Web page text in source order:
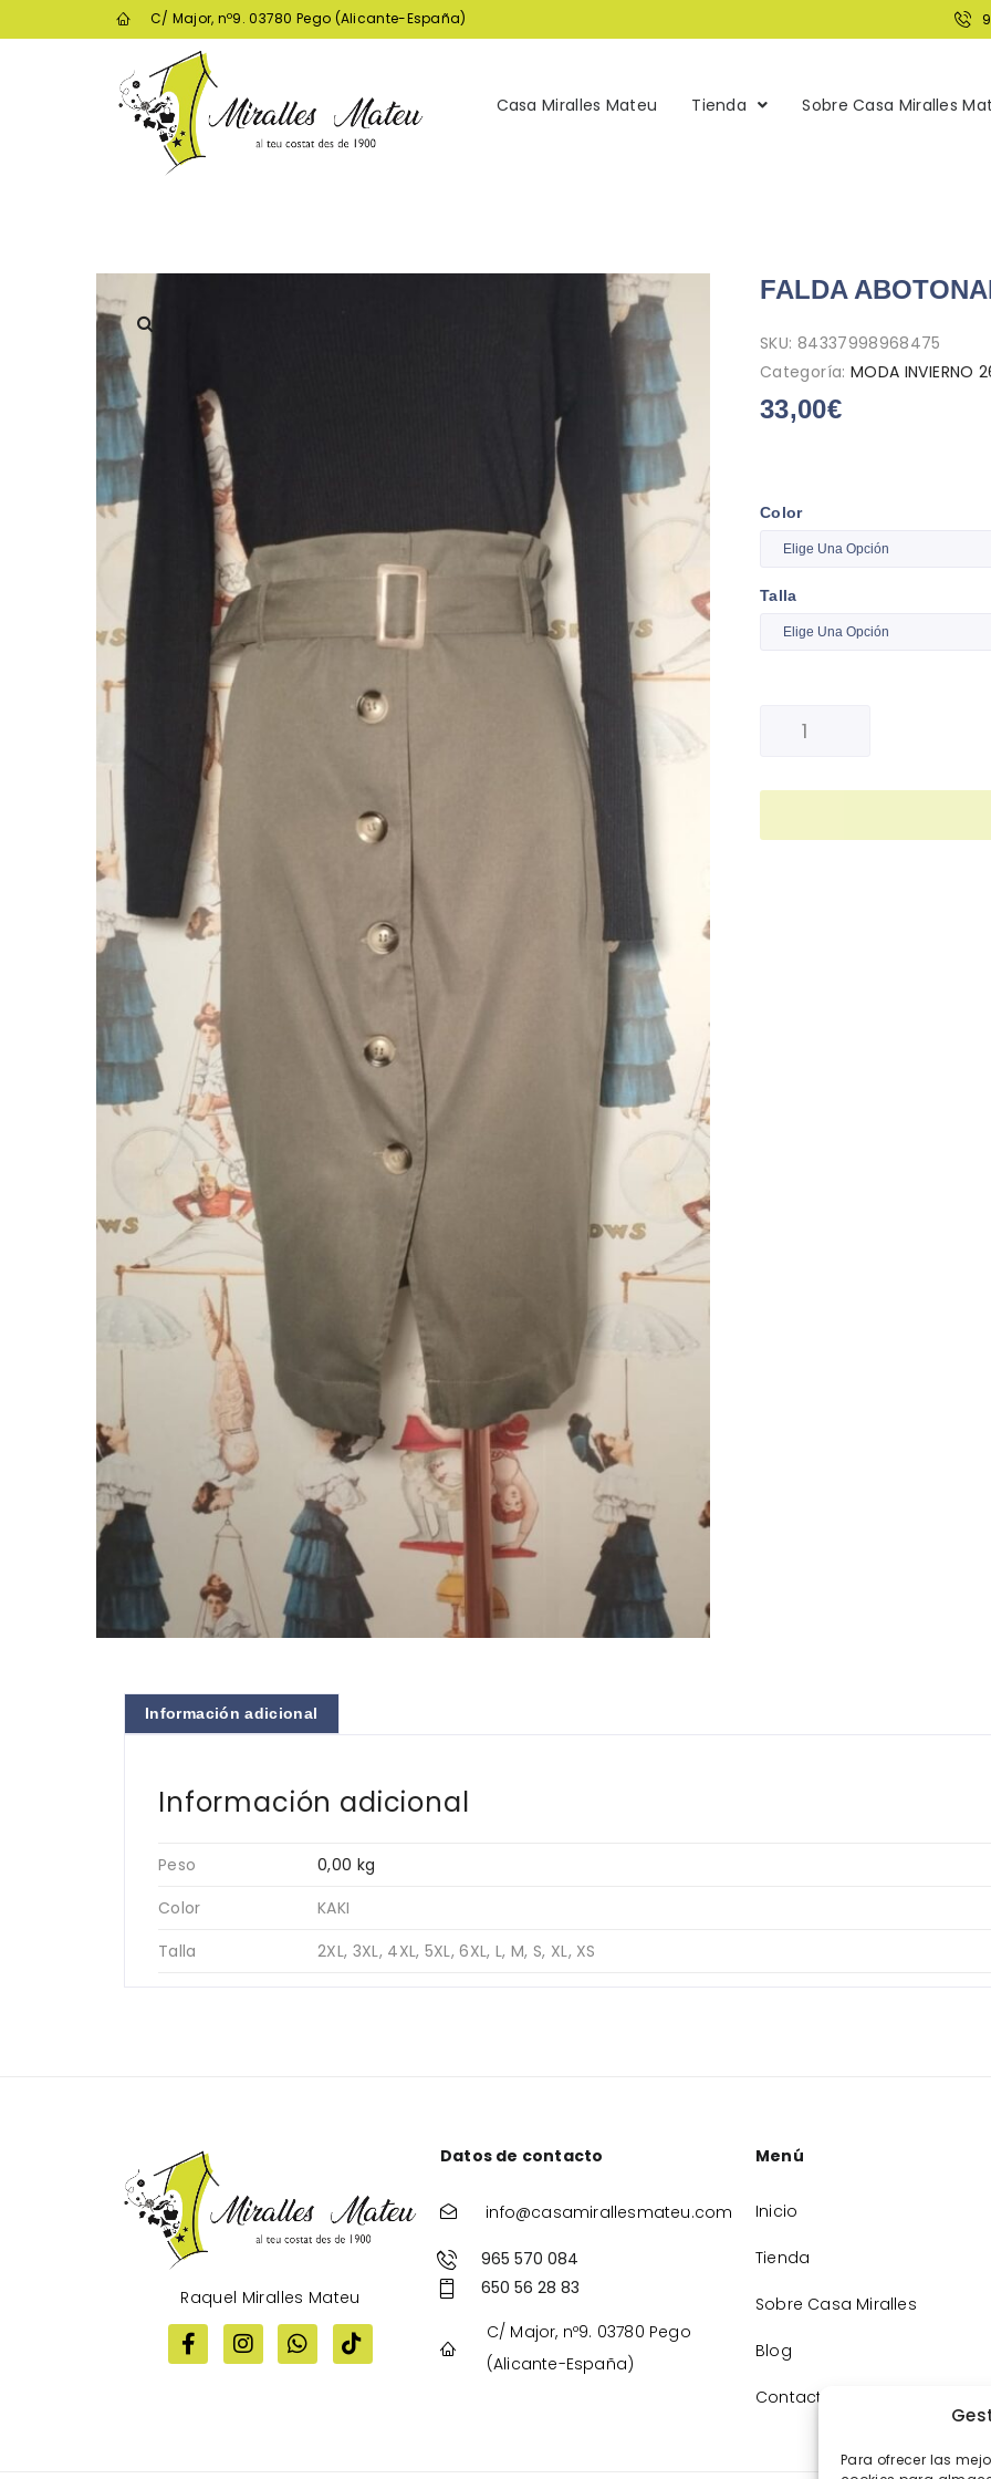
Para ofrecer las
C/ Major, nº9. 03780 Pego (Alicante-España)
Casa Miralles Mateu Tienda Sobre Casa Miralles
FALDA
SKU: 84337998968475
Categoría: MODA INVIERNO
33,00€
Color
Talla
Información adicional
Información adicional
Peso
0,00 kg
Color
KAKI
Talla
2XL, 3XL, 4XL, 5XL, 6XL, L, M, S, XL, XS
Raquel Miralles Mateu
Datos de contacto
info@casamirallesmateu.com
965 570 084
650 56 28 83
C/ Major, nº9. 03780 Pego
(Alicante-España)
Menú
Inicio
Tienda
Sobre Casa Miralles
Blog
Contacto